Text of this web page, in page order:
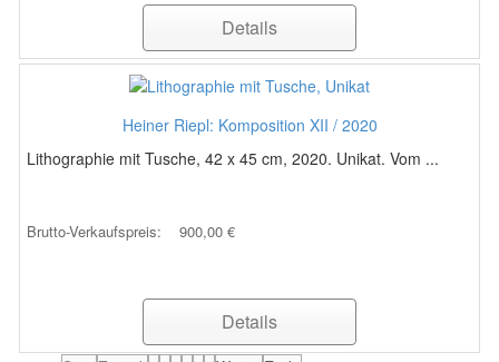
Details
Heiner Riepl: Komposition XII / 2020
Lithographie mit Tusche, 42 x 45 cm, 2020. Unikat. Vom ...
Brutto-Verkaufspreis: 900,00 €
Details